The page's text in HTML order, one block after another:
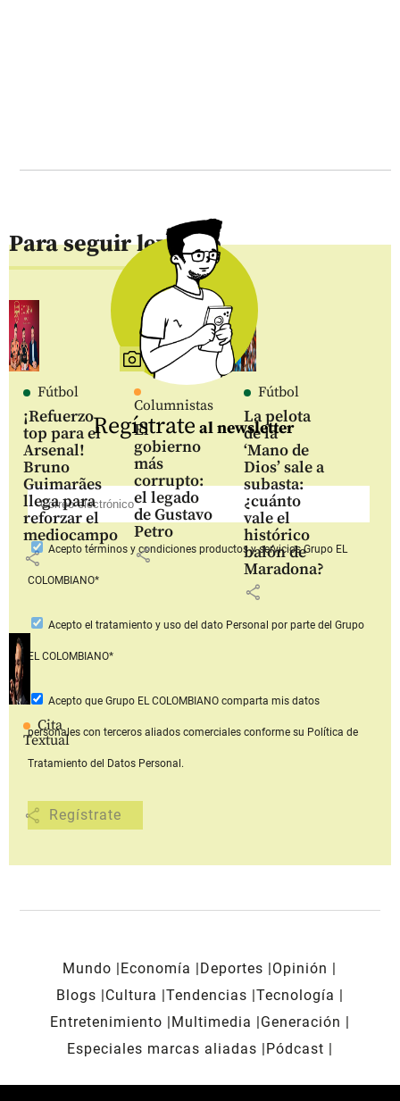
Para seguir leyendo
Fútbol
¡Refuerzo
top para el
Arsenal!
Bruno
Guimarães
llega para
reforzar el
mediocampo
share
Columnistas
El
gobierno
más
corrupto:
el legado
de Gustavo
Petro
share
Fútbol
La pelota
de la
‘Mano de
Dios’ sale a
subasta:
¿cuánto
vale el
histórico
balón de
Maradona?
share
Cita
Textual
share
Regístrate al newsletter
Aceptotérminos y condiciones productos y serviciosGrupo EL
COLOMBIANO*
Acepto el tratamiento y uso del dato Personal por parte del Grupo
EL COLOMBIANO*
Acepto que Grupo EL COLOMBIANOcomparta mis datos
personales con terceros aliados comerciales conforme su Política de
Tratamiento del Datos Personal.
Mundo Economía Deportes
Opinión
Blogs
Cultura Tendencias Tecnología
Entretenimiento
Multimedia
Generación
Especiales marcas aliadas
Pódcast